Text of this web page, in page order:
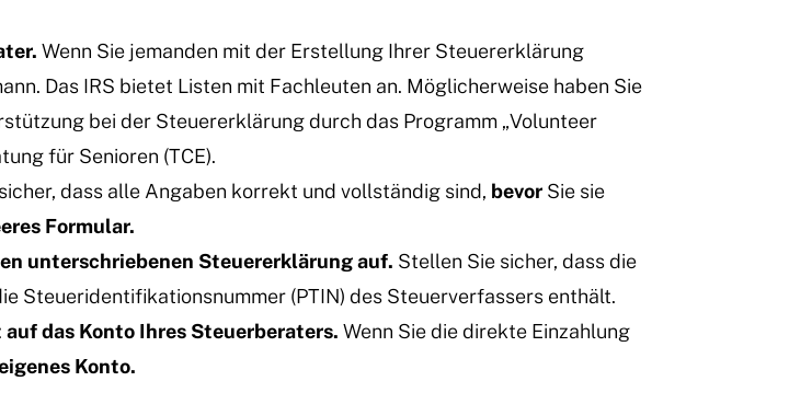
Wenn Sie jemanden mit der Erstellung Ihrer Steuererklärung
Das IRS bietet Listen mit Fachleuten an. Möglicherweise haben Sie
bei der Steuererklärung durch das Programm „Volunteer
für Senioren (TCE).
dass alle Angaben korrekt und vollständig sind, bevor Sie sie
Formular.
unterschriebenen Steuererklärung auf. Stellen Sie sicher, dass die
Steueridentifikationsnummer (PTIN) des Steuerverfassers enthält.
das Konto Ihres Steuerberaters. Wenn Sie die direkte Einzahlung
Konto.